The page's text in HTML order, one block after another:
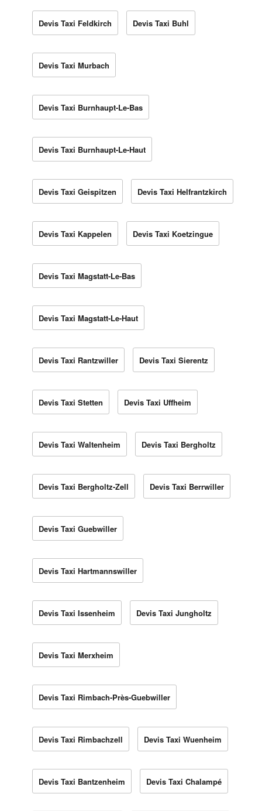
Devis Taxi Feldkirch Devis Taxi Buhl
Devis Taxi Murbach
Devis Taxi Burnhaupt-Le-Bas
Devis Taxi Burnhaupt-Le-Haut
Devis Taxi Geispitzen Devis Taxi Helfrantzkirch
Devis Taxi Kappelen Devis Taxi Koetzingue
Devis Taxi Magstatt-Le-Bas
Devis Taxi Magstatt-Le-Haut
Devis Taxi Rantzwiller Devis Taxi Sierentz
Devis Taxi Stetten Devis Taxi Uffheim
Devis Taxi Waltenheim Devis Taxi Bergholtz
Devis Taxi Bergholtz-Zell Devis Taxi Berrwiller
Devis Taxi Guebwiller
Devis Taxi Hartmannswiller
Devis Taxi Issenheim Devis Taxi Jungholtz
Devis Taxi Merxheim
Devis Taxi Rimbach-Près-Guebwiller
Devis Taxi Rimbachzell Devis Taxi Wuenheim
Devis Taxi Bantzenheim Devis Taxi Chalampé